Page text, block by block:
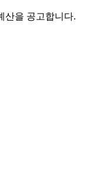
산을 공고합니다.